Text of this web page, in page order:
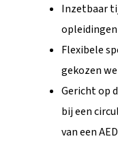
Inzetbaar
opleidingen
Flexibele
gekozen
Gericht op
bij een
van een AED